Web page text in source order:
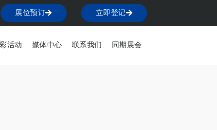
展位预订 立即登记
活动 媒体中心 联系我们 同期展会